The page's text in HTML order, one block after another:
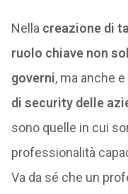
Nella creazione di
ruolo chiave non
governi, ma anche
di security delle
sono quelle in cui
professionalità
Va da sé che un